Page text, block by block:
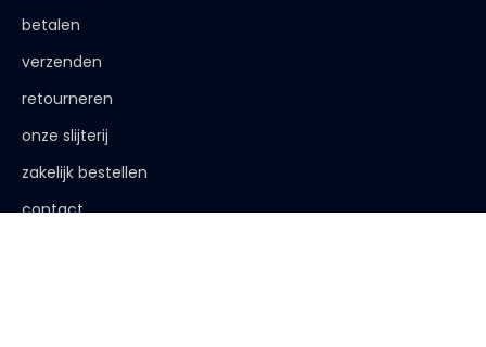
betalen
verzenden
retourneren
onze slijterij
zakelijk bestellen
contact